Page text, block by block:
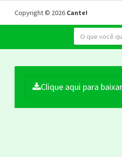
Copyright © 2026 Cante!
Clique aqui para